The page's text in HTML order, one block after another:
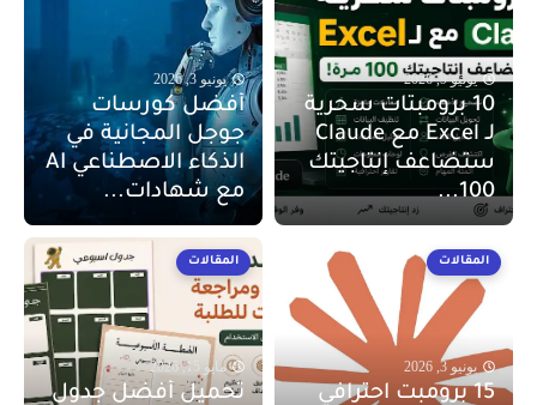
يونيو 9, 2026
10 برومبتات سحرية
لـ Excel مع Claude
ستضاعف إنتاجيتك
100...
يونيو 3, 2026
أفضل كورسات
جوجل المجانية في
الذكاء الاصطناعي AI
مع شهادات...
المقالات
يونيو 3, 2026
15 برومبت احترافي
المقالات
مايو 15, 2026
تحميل أفضل جدول